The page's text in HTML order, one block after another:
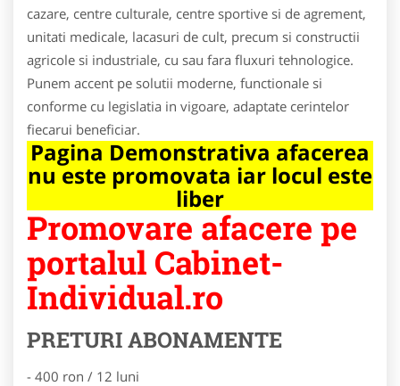
cazare, centre culturale, centre sportive si de agrement,
unitati medicale, lacasuri de cult, precum si constructii
agricole si industriale, cu sau fara fluxuri tehnologice.
Punem accent pe solutii moderne, functionale si
conforme cu legislatia in vigoare, adaptate cerintelor
fiecarui beneficiar.
Pagina Demonstrativa afacerea
nu este promovata iar locul este
liber
Promovare afacere pe
portalul Cabinet-
Individual.ro
PRETURI ABONAMENTE
- 400 ron / 12 luni